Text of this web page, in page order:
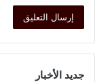
جديد الأخبار